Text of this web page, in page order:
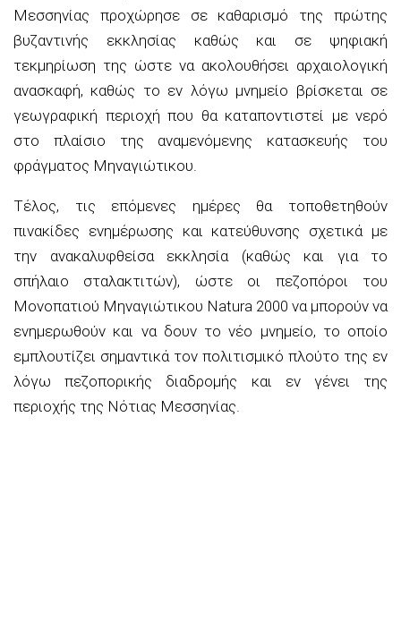
Μεσσηνίας προχώρησε σε καθαρισμό της πρώτης
βυζαντινής εκκλησίας καθώς και σε ψηφιακή
τεκμηρίωση της ώστε να ακολουθήσει αρχαιολογική
ανασκαφή, καθώς το εν λόγω μνημείο βρίσκεται σε
γεωγραφική περιοχή που θα καταποντιστεί με νερό
στο πλαίσιο της αναμενόμενης κατασκευής του
φράγματος Μηναγιώτικου.
Τέλος, τις επόμενες ημέρες θα τοποθετηθούν
πινακίδες ενημέρωσης και κατεύθυνσης σχετικά με
την ανακαλυφθείσα εκκλησία (καθώς και για το
σπήλαιο σταλακτιτών), ώστε οι πεζοπόροι του
Μονοπατιού Μηναγιώτικου Natura 2000 να μπορούν να
ενημερωθούν και να δουν το νέο μνημείο, το οποίο
εμπλουτίζει σημαντικά τον πολιτισμικό πλούτο της εν
λόγω πεζοπορικής διαδρομής και εν γένει της
περιοχής της Νότιας Μεσσηνίας.